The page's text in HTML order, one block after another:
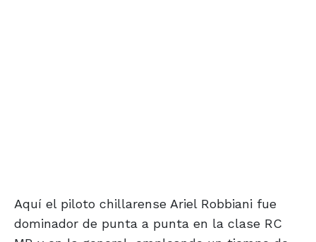
Aquí el piloto chillarense Ariel Robbiani fue
dominador de punta a punta en la clase RC